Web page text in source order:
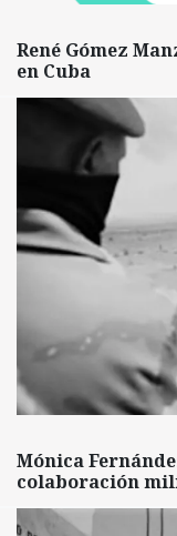
René Gómez
en Cuba
Mónica
colaboración